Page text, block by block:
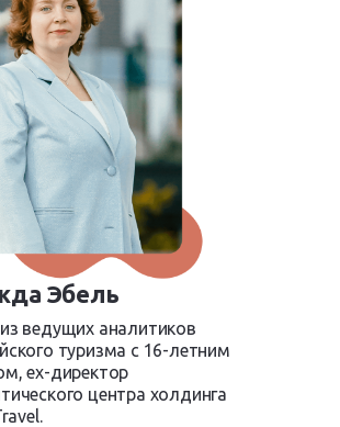
ведущих аналитиков
туризма с 16-летним
ex-директор
центра холдинга
Эбель